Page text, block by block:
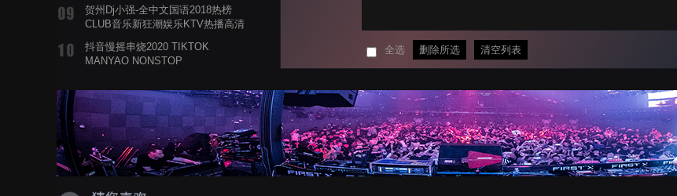
贺州Dj小强-全中文国语2018热榜
CLUB音乐新狂潮娱乐KTV热播高清
抖音慢摇串烧2020 TIKTOK
MANYAO NONSTOP
蝉爸爸妈妈爱存在夏天的风是想你的
声音啊
全选 删除所选 清空列表